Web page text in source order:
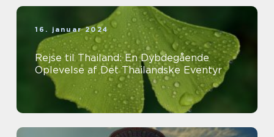
16. januar 2024
Rejse til Thailand: En Dybdegående
Oplevelse af Det Thailandske Eventyr